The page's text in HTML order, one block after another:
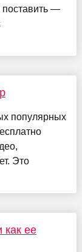
поставить —
популярных
Это
как ее